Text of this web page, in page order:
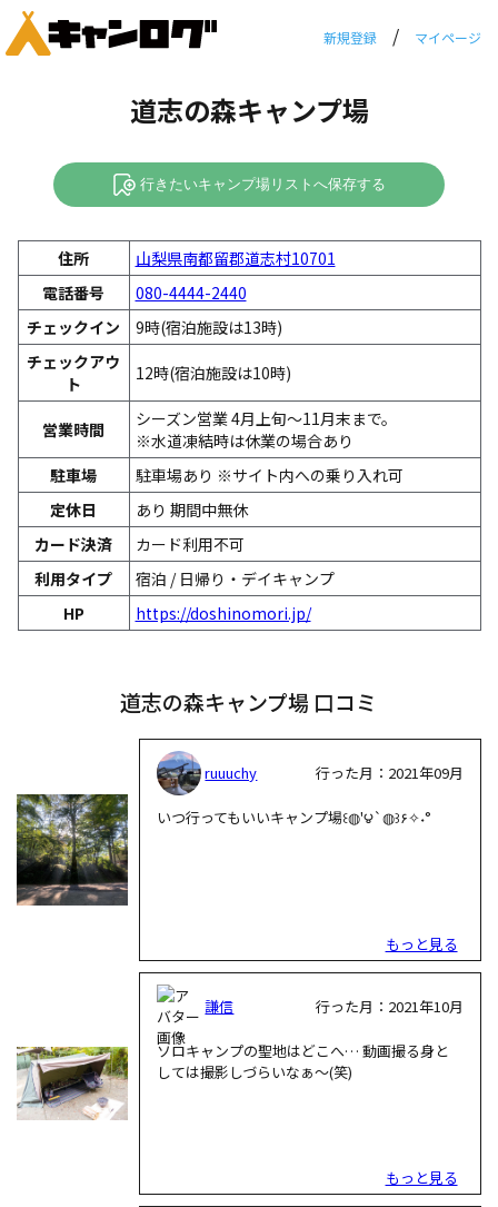
新規登録 / マイページ
道志の森キャンプ場
行きたいキャンプ場リストへ保存する
住所
山梨県南都留郡道志村10701
電話番号
080-4444-2440
チェックイン
9時(宿泊施設は13時)
チェックアウ
ト
12時(宿泊施設は10時)
営業時間
シーズン営業 4月上旬～11月末まで。
※水道凍結時は休業の場合あり
駐車場
駐車場あり ※サイト内への乗り入れ可
定休日
あり 期間中無休
カード決済
カード利用不可
利用タイプ
宿泊 / 日帰り・デイキャンプ
HP
https://doshinomori.jp/
道志の森キャンプ場 口コミ
ruuuchy 行った月：2021年09月
いつ行ってもいいキャンプ場꒰◍'౪`◍꒱۶✧˖°
もっと見る
謙信 行った月：2021年10月
ソロキャンプの聖地はどこへ… 動画撮る身と
しては撮影しづらいなぁ〜(笑)
もっと見る